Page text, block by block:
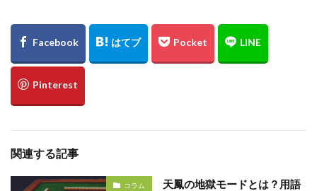
関連する記事
コラム
天鳳の地獄モードとは？用語